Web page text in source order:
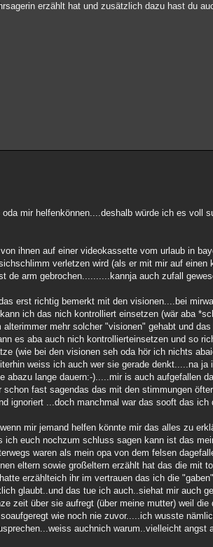
erzählt hat und zusätzlich dazu hast du
mir helfenkönnen....deshalb würde ich es voll
ihnen auf einer videokassette vom urlaub in
verletzen wird (als er mit mir auf einen
de arm gebrochen..........kannja auch zufall
erst richtig bemerkt mit den visionen....bei
ich das nich kontrolliert einsetzen (wär aba
mehr solcher "visionen" gehabt und
es aba auch nich kontrollierteinsetzen und so
(wie bei den visionen seh oda hör ich nichts
weiss ich auch wer sie gerade denkt.....na ja
abazu lange dauern:-).....mir is auch aufgefallen
fast sagendas das mit den stimmungen
ignoriert ...doch manchmal war das sooft das ich
mir jemand helfen könnte mir das alles zu
ich euch nochzum schluss sagen kann ist das
waren als mein opa von dem felsen
eltern sowie großeltern erzählt hat das die mit
erzählteich ihr im vertrauen das ich die
glaubt..und das tue ich auch..siehat mir auch
zeit über sie aufregt (über meine mutter) weil die
wie noch nie zuvor.....ich wusste
auchnich warum..vielleicht angst